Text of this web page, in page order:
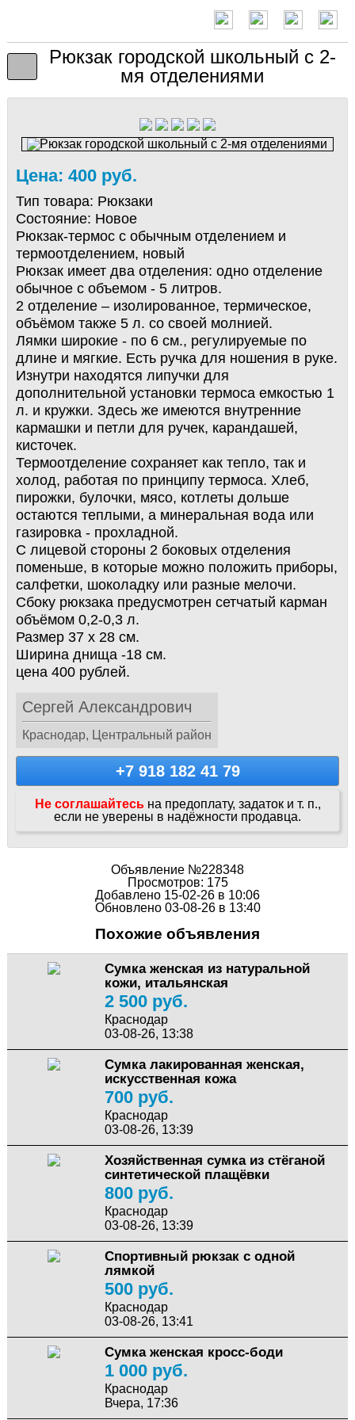
Рюкзак городской школьный с 2-
мя отделениями
Цена: 400 руб.
Тип товара: Рюкзаки
Состояние: Новое
Рюкзак-термос с обычным отделением и
термоотделением, новый
Рюкзак имеет два отделения: одно отделение
обычное с объемом - 5 литров.
2 отделение – изолированное, термическое,
объёмом также 5 л. со своей молнией.
Лямки широкие - по 6 см., регулируемые по
длине и мягкие. Есть ручка для ношения в руке.
Изнутри находятся липучки для
дополнительной установки термоса емкостью 1
л. и кружки. Здесь же имеются внутренние
кармашки и петли для ручек, карандашей,
кисточек.
Термоотделение сохраняет как тепло, так и
холод, работая по принципу термоса. Хлеб,
пирожки, булочки, мясо, котлеты дольше
остаются теплыми, а минеральная вода или
газировка - прохладной.
С лицевой стороны 2 боковых отделения
поменьше, в которые можно положить приборы,
салфетки, шоколадку или разные мелочи.
Сбоку рюкзака предусмотрен сетчатый карман
объёмом 0,2-0,3 л.
Размер 37 х 28 см.
Ширина днища -18 см.
цена 400 рублей.
Сергей Александрович
Краснодар, Центральный район
+7 918 182 41 79
Не соглашайтесь на предоплату, задаток и т. п.,
если не уверены в надёжности продавца.
Объявление №228348
Просмотров: 175
Добавлено 15-02-26 в 10:06
Обновлено 03-08-26 в 13:40
Похожие объявления
Сумка женская из натуральной
кожи, итальянская
2 500 руб.
Краснодар
03-08-26, 13:38
Сумка лакированная женская,
искусственная кожа
700 руб.
Краснодар
03-08-26, 13:39
Хозяйственная сумка из стёганой
синтетической плащёвки
800 руб.
Краснодар
03-08-26, 13:39
Спортивный рюкзак с одной
лямкой
500 руб.
Краснодар
03-08-26, 13:41
Сумка женская кросс-боди
1 000 руб.
Краснодар
Вчера, 17:36